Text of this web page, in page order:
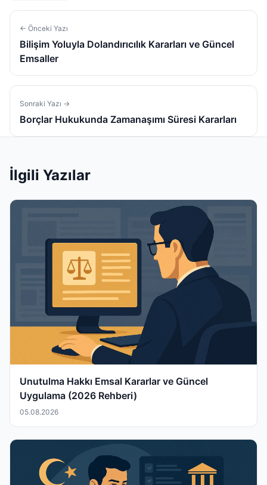
← Önceki Yazı
Bilişim Yoluyla Dolandırıcılık Kararları ve Güncel
Emsaller
Sonraki Yazı →
Borçlar Hukukunda Zamanaşımı Süresi Kararları
İlgili Yazılar
Unutulma Hakkı Emsal Kararlar ve Güncel
Uygulama (2026 Rehberi)
05.08.2026